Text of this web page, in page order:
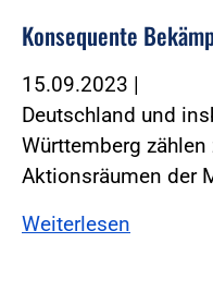
Konsequente
15.09.2023 |
Deutschland und
Württemberg zählen
Aktionsräumen der
Weiterlesen